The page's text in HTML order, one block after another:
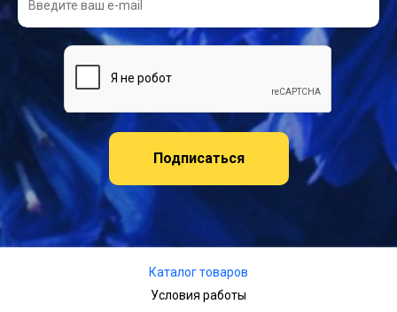
Подписаться
Каталог товаров
Условия работы